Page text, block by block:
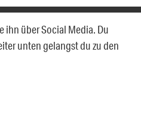
ihn über Social Media. Du
unten gelangst du zu den